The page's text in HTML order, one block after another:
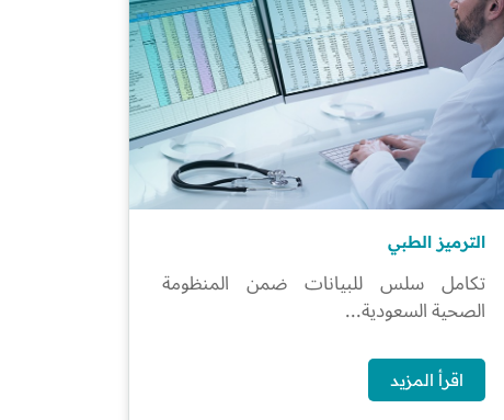
الترميز الطبي
تكامل سلس للبيانات ضمن المنظومة
الصحية السعودية...
اقرأ المزيد